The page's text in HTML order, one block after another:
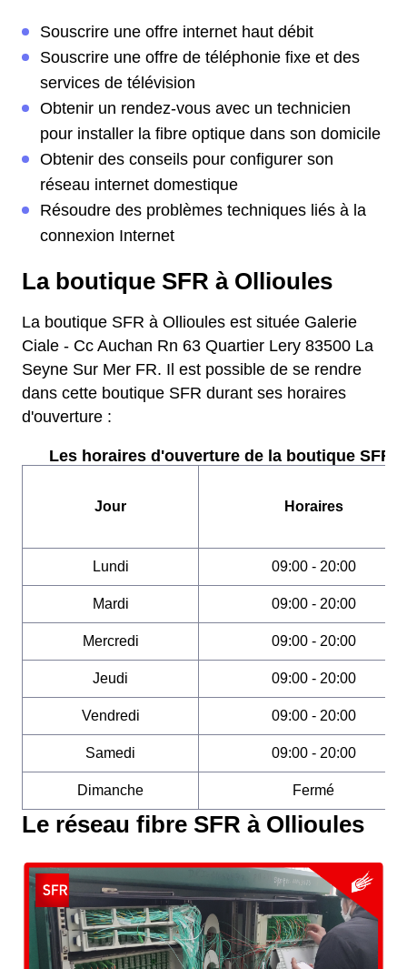
Souscrire une offre internet haut débit
Souscrire une offre de téléphonie fixe et des
services de télévision
Obtenir un rendez-vous avec un technicien
pour installer la fibre optique dans son domicile
Obtenir des conseils pour configurer son
réseau internet domestique
Résoudre des problèmes techniques liés à la
connexion Internet
La boutique SFR à Ollioules
La boutique SFR à Ollioules est située Galerie
Ciale - Cc Auchan Rn 63 Quartier Lery 83500 La
Seyne Sur Mer FR. Il est possible de se rendre
dans cette boutique SFR durant ses horaires
d'ouverture :
Les horaires d'ouverture de la boutique SFR :
Jour Horaires
Lundi 09:00 - 20:00
Mardi 09:00 - 20:00
Mercredi 09:00 - 20:00
Jeudi 09:00 - 20:00
Vendredi 09:00 - 20:00
Samedi 09:00 - 20:00
Dimanche Fermé
Le réseau fibre SFR à Ollioules